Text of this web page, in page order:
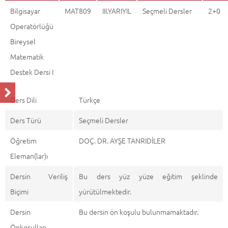
Bilgisayar
Operatörlüğü
Bireysel
Matematik
Destek Dersi I
MAT809 III.YARIYIL Seçmeli Dersler 2+0
Ders Dili
Türkçe
Ders Türü
Seçmeli Dersler
Öğretim
Eleman(lar)ı
DOÇ. DR. AYŞE TANRIDİLER
Dersin Veriliş
Biçimi
Bu ders yüz yüze eğitim şeklinde
yürütülmektedir.
Dersin
Bu dersin ön koşulu bulunmamaktadır.